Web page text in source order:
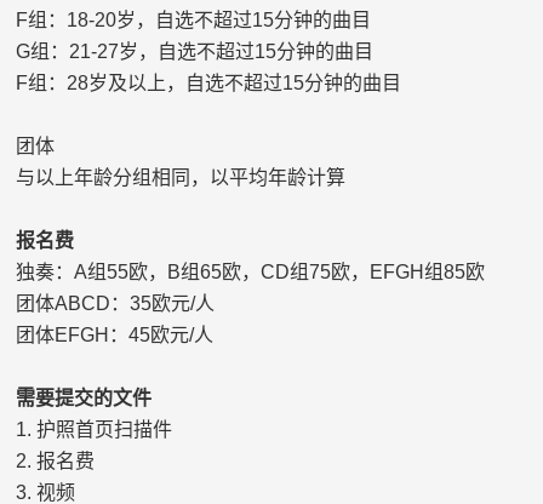
F组： 18-20岁，自选不超过15分钟的曲目
G组： 21-27岁，自选不超过15分钟的曲目
F组： 28岁及以上，自选不超过15分钟的曲目
团体
与以上年龄分组相同，以平均年龄计算
报名费
独奏：A组55欧， B组65欧，CD组75欧， EFGH组85欧
团体ABCD ：35欧元/人
团体EFGH ：45欧元/人
需要提交的文件
1.护照首页扫描件
2.报名费
3. 视频